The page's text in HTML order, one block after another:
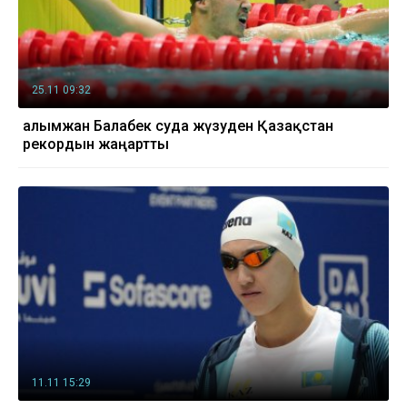
25.11 09:32
Ғалымжан Балабек суда жүзуден Қазақстан
рекордын жаңартты
11.11 15:29